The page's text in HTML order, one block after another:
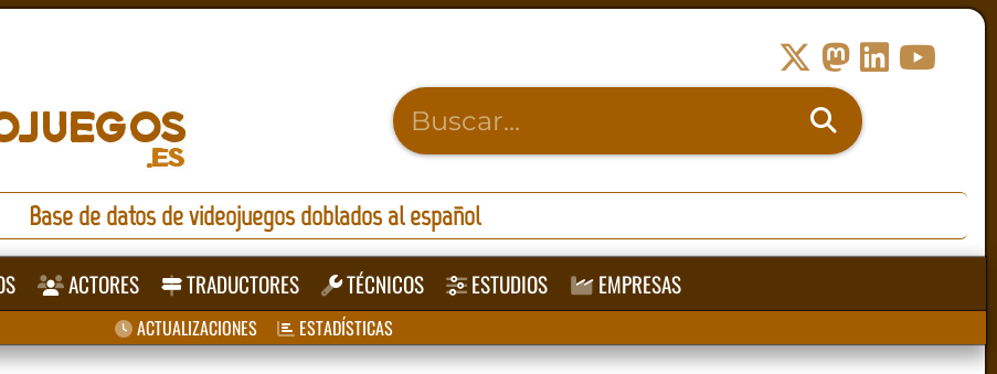
Base de datos de videojuegos doblados al español
ACTORES TRADUCTORES TÉCNICOS ESTUDIOS EMPRESAS
ACTUALIZACIONES ESTADÍSTICAS